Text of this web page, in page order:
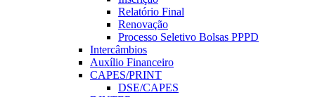
Relatório Final
Renovação
Processo Seletivo Bolsas PPPD
Intercâmbios
Auxílio Financeiro
CAPES/PRINT
DSE/CAPES